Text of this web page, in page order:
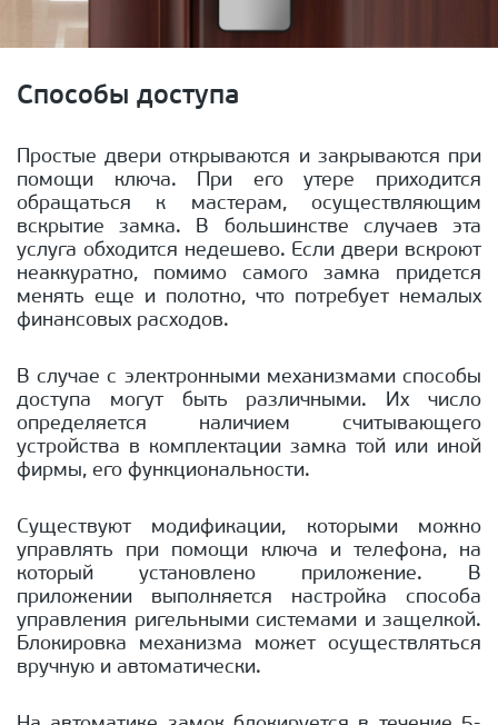
Способы доступа
Простые двери открываются и закрываются при
помощи ключа. При его утере приходится
обращаться к мастерам, осуществляющим
вскрытие замка. В большинстве случаев эта
услуга обходится недешево. Если двери вскроют
неаккуратно, помимо самого замка придется
менять еще и полотно, что потребует немалых
финансовых расходов.
В случае с электронными механизмами способы
доступа могут быть различными. Их число
определяется наличием считывающего
устройства в комплектации замка той или иной
фирмы, его функциональности.
Существуют модификации, которыми можно
управлять при помощи ключа и телефона, на
который установлено приложение. В
приложении выполняется настройка способа
управления ригельными системами и защелкой.
Блокировка механизма может осуществляться
вручную и автоматически.